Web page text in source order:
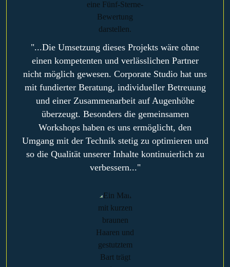
"...Die Umsetzung dieses Projekts wäre ohne
einen kompetenten und verlässlichen Partner
nicht möglich gewesen. Corporate Studio hat uns
mit fundierter Beratung, individueller Betreuung
und einer Zusammenarbeit auf Augenhöhe
überzeugt. Besonders die gemeinsamen
Workshops haben es uns ermöglicht, den
Umgang mit der Technik stetig zu optimieren und
so die Qualität unserer Inhalte kontinuierlich zu
verbessern..."